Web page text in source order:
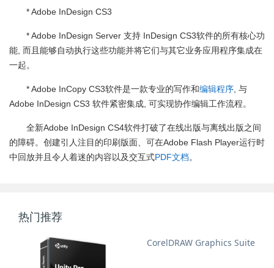
* Adobe InDesign CS3
* Adobe InDesign Server 支持 InDesign CS3软件的所有核心功
能, 而且能够自动执行这些功能并将它们与其它业务应用程序集成在
一起。
* Adobe InCopy CS3软件是一款专业的写作和编辑程序 , 与
Adobe InDesign CS3 软件紧密集成, 可实现协作编辑工作流程。
全新Adobe InDesign CS4软件打破了在线出版与离线出版之间
的障碍。创建引人注目的印刷版面、可在Adobe Flash Player运行时
中回放并且令人着迷的内容以及交互式PDF文档。
热门推荐
CorelDRAW Graphics Suite